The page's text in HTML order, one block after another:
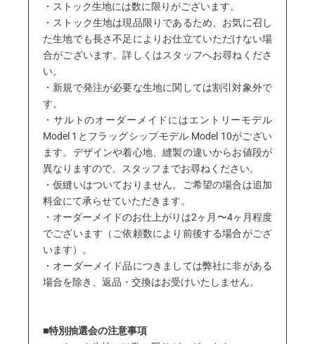
・ストック生地には数に限りがございます。
・ストック生地は現品限りであるため、お気に召し
た生地でも長さ不足によりお仕立ていただけない場
合がございます。詳しくはスタッフへお尋ねくださ
い。
・新規で発注が必要な生地に関しては割引対象外で
す。
・サルトのオーダーメイドにはエントリーモデル
Model 1とフラッグシップモデル Model 10がござい
ます。デザインや着心地、縫製の違いからお値段が
異なりますので、スタッフまでお尋ねください。
・仮縫いはついておりません。ご希望の場合は追加
料金にて承らせていただきます。
・オーダーメイドのお仕上がりは2ヶ月〜4ヶ月程度
でございます（ご依頼数により前後する場合がござ
います）。
・オーダーメイド品につきましては弊社に非がある
場合を除き、返品・交換はお受けいたしません。
■特別抽選会の注意事項